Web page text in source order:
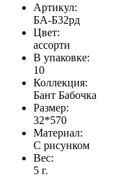
Артикул:
БА-Б32рд
Цвет:
ассорти
В упаковке:
10
Коллекция:
Бант Бабочка
Размер:
32*570
Материал:
С рисунком
Вес:
5 г.